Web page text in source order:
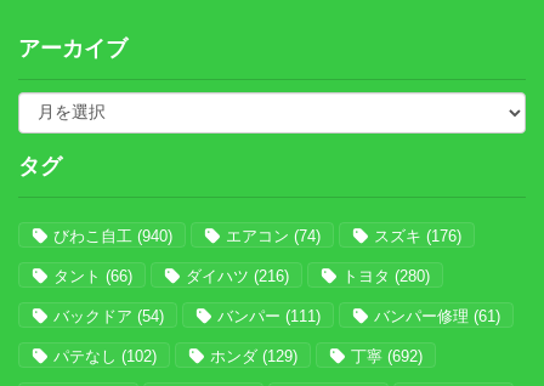
アーカイブ
タグ
びわこ自工 (940) エアコン (74) スズキ (176)
タント (66) ダイハツ (216) トヨタ (280)
バックドア (54) バンパー (111) バンパー修理 (61)
パテなし (102) ホンダ (129) 丁寧 (692)